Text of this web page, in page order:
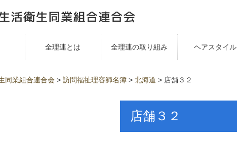
全理連とは 全理連の取り組み ヘアスタイル
同業組合連合会 > 訪問福祉理容師名簿 > 北海道 > 店舗３２
店舗３２